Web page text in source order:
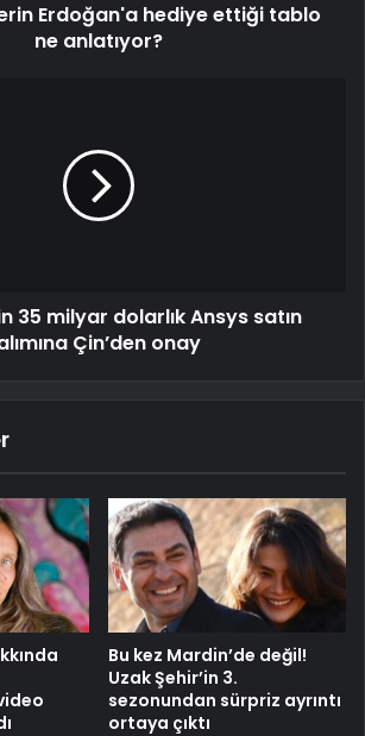
Erdoğan'a hediye ettiği tablo
ne anlatıyor?
35 milyar dolarlık Ansys satın
Çin’den onay
Bu kez Mardin’de değil!
Uzak Şehir’in 3.
sezonundan sürpriz ayrıntı
ortaya çıktı